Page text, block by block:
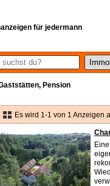
für jedermann
Pension
Es wird 1-1 von 1 Anzeigen